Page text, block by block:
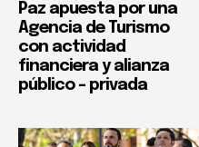
Paz apuesta por una
Agencia de Turismo
con actividad
financiera y alianza
público – privada